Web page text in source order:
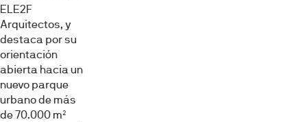
ELE2F
Arquitectos, y
destaca por su
orientación
abierta hacia un
nuevo parque
urbano de más
de 70.000 m²